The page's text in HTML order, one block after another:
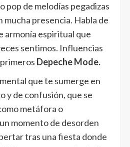
pop de melodías pegadizas
presencia. Habla de
armonía espiritual que
sentimos. Influencias
Depeche Mode.
que te sumerge en
y de confusión, que se
metáfora o
momento de desorden
tras una fiesta donde